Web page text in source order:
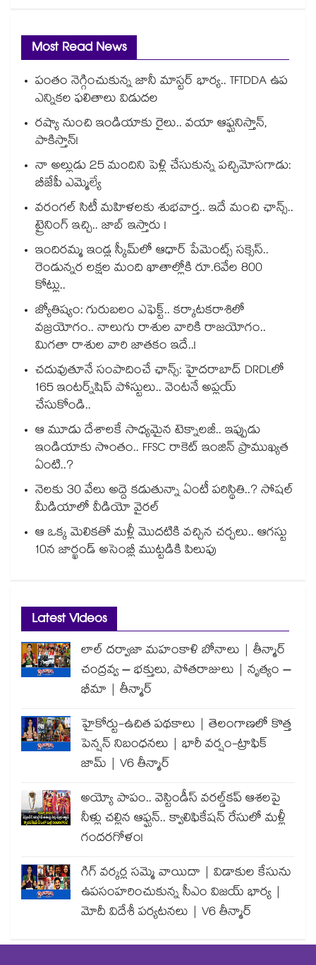
Most Read News
పంతం నెగ్గించుకున్న జానీ మాస్టర్ భార్య.. TFTDDA ఉప
ఎన్నికల ఫలితాలు విడుదల
రష్యా నుంచి ఇండియాకు రైలు.. వయా ఆఫ్ఘనిస్తాన్,
పాకిస్తాన్!
నా అల్లుడు 25 మందిని పెళ్లి చేసుకున్న పచ్చిమోసగాడు:
బీజేపీ ఎమ్మెల్యే
వరంగల్ సిటీ మహిళలకు శుభవార్త.. ఇదే మంచి ఛాన్స్..
ట్రైనింగ్ ఇచ్చి.. జాబ్ ఇస్తారు !
ఇందిరమ్మ ఇండ్ల స్కీమ్‌‌‌‌‌‌‌‌లో ఆధార్ పేమెంట్స్ సక్సెస్..
రెండున్నర లక్షల మంది ఖాతాల్లోకి రూ.6వేల 800
కోట్లు..
జ్యోతిష్యం: గురుబలం ఎఫెక్ట్.. కర్కాటకరాశిలో
వజ్రయోగం.. నాలుగు రాశుల వారికి రాజయోగం..
మిగతా రాశుల వారి జాతకం ఇదే..!
చదువుతూనే సంపాదించే ఛాన్స్: హైదరాబాద్ DRDLలో
165 ఇంటర్న్‌షిప్ పోస్టులు.. వెంటనే అప్లయ్
చేసుకోండి..
ఆ మూడు దేశాలకే సాధ్యమైన టెక్నాలజీ.. ఇప్పుడు
ఇండియాకు సొంతం.. FFSC రాకెట్ ఇంజిన్ ప్రాముఖ్యత
ఏంటి..?
నెలకు 30 వేలు అద్దె కడుతున్నా ఏంటీ పరిస్థితి..? సోషల్
మీడియాలో వీడియో వైరల్
ఆ ఒక్క మెలికతో మళ్లీ మొదటికి వచ్చిన చర్చలు.. ఆగస్టు
10న జార్ఖండ్ అసెంబ్లీ ముట్టడికి పిలుపు
Latest Videos
లాల్ దర్వాజా మహంకాళి బోనాలు | తీన్మార్
చంద్రవ్వ – భక్తులు, పోతరాజులు | నృత్యం –
భీమా | తీన్మార్
హైకోర్టు-ఉచిత పథకాలు | తెలంగాణలో కొత్త
పెన్షన్ నిబంధనలు | భారీ వర్షం-ట్రాఫిక్
జామ్ | V6 తీన్మార్
అయ్యో పాపం.. వెస్టిండీస్ వరల్డ్‌కప్ ఆశలపై
నీళ్లు చల్లిన ఆఫ్ఘన్.. క్వాలిఫికేషన్ రేసులో మళ్లీ
గందరగోళం!
గిగ్ వర్కర్ల సమ్మె వాయిదా | విడాకుల కేసును
ఉపసంహరించుకున్న సీఎం విజయ్ భార్య |
మోదీ విదేశీ పర్యటనలు | V6 తీన్మార్